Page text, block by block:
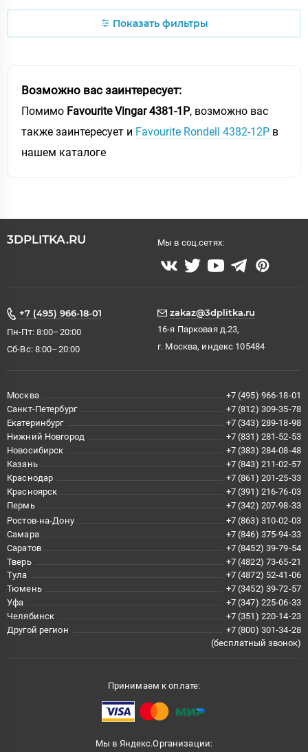
Показать фильтры
Возможно вас заинтересует:
Помимо Favourite Vingar 4381-1P, возможно вас
также заинтересует и Favourite Rondell 4382-12P в
нашем каталоге
3DPLITKA.RU Мы в соц.сетях:
+7 (495) 966-18-01
Пн-Пт: 8:00–20:00
Сб-Вс: 8:00–20:00
zakaz@3dplitka.ru
16-я Парковая д.23,
г. Москва, индекс 105484
Москва
+7 (495) 966-18-01
Санкт-Петербург
+7 (812) 309-35-78
Екатеринбург
+7 (343) 289-18-98
Нижний Новгород
+7 (831) 281-52-53
Новосибирск
+7 (383) 284-08-48
Казань
+7 (843) 211-02-57
Краснодар
+7 (861) 201-25-33
Красноярск
+7 (391) 216-76-03
Пермь
+7 (342) 207-98-33
Ростов-на-Дону
+7 (863) 310-02-03
Самара
+7 (846) 375-94-33
Саратов
+7 (8452) 39-79-54
Тверь
+7 (4822) 73-65-21
Тула
+7 (4872) 52-41-06
Тюмень
+7 (3452) 39-72-57
Уфа
+7 (347) 225-06-33
Челябинск
+7 (351) 220-14-23
Другой регион
+7 (800) 301-34-28
(бесплатный звонок)
Принимаем к оплате:
Мы в Яндекс.Организации: